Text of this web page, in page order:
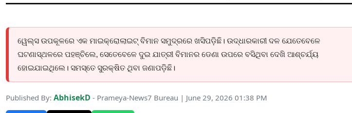
ୱେଲ୍‌ସ ଉପକୂଳରେ ଏକ ମାଇକ୍ରୋଲାଇଟ୍ ବିମାନ ସମୁଦ୍ରରେ ଖସିପଡ଼ିଛି। ଉଦ୍ଧାରକାରୀ ଦଳ ଯେତେବେଳେ
ଘଟଣାସ୍ଥଳରେ ପହଞ୍ଚିଲେ, ସେତେବେଳେ ଦୁଇ ଯାତ୍ରୀ ବିମାନର ଡେଣା ଉପରେ ବସିଥିବା ଦେଖି ଆଶ୍ଚର୍ଯ୍ୟ
ହୋଇଯାଇଥିଲେ। ସମସ୍ତେ ସୁରକ୍ଷିତ ଥିବା ଜଣାପଡ଼ିଛି।
Published By: AbhisekD - Prameya-News7 Bureau | June 29, 2026 01:38 PM